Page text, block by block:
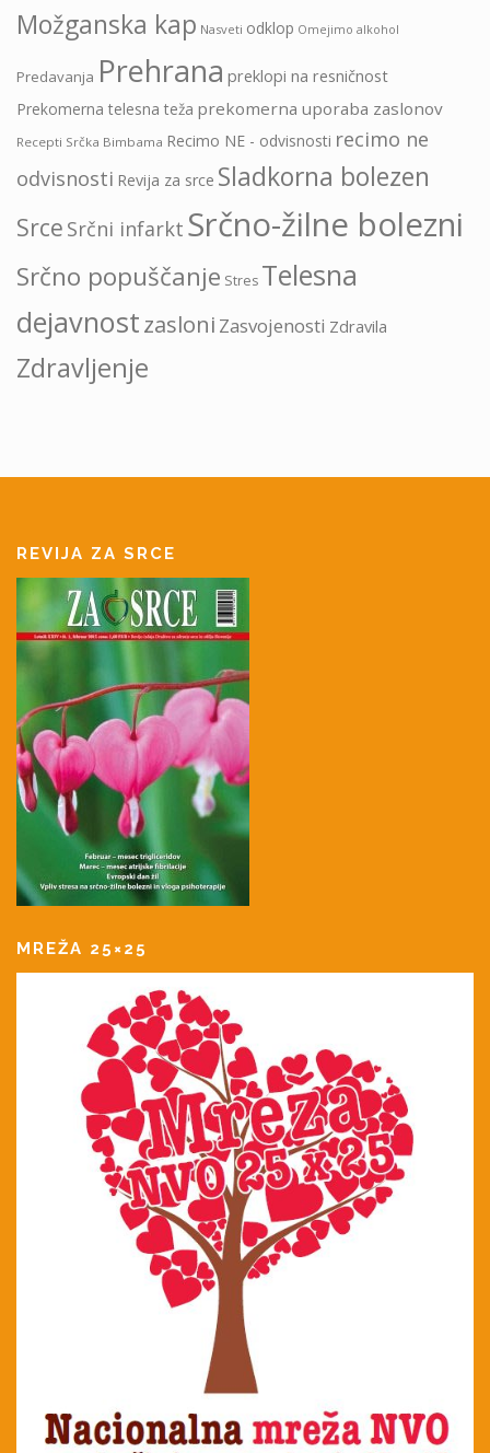
Možganska kap Nasveti odklop Omejimo alkohol
Predavanja Prehrana preklopi na resničnost
Prekomerna telesna teža prekomerna uporaba zaslonov
Recepti Srčka Bimbama Recimo NE - odvisnosti recimo ne
odvisnosti Revija za srce Sladkorna bolezen
Srce Srčni infarkt Srčno-žilne bolezni
Srčno popuščanje Stres Telesna
dejavnostzasloni Zasvojenosti Zdravila
Zdravljenje
REVIJA ZA SRCE
MREŽA 25×25